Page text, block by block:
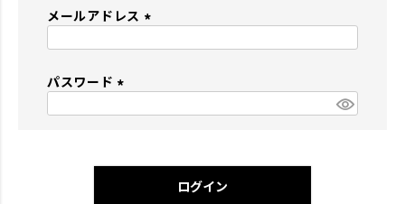
メールアドレス
パスワード
)
ログイン